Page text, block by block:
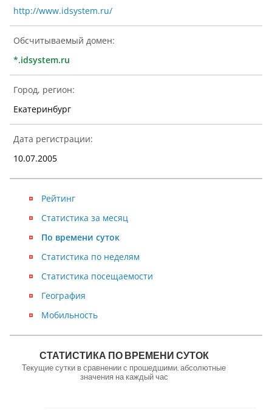
http://www.idsystem.ru/
Обсчитываемый домен:
*.idsystem.ru
Город, регион:
Екатеринбург
Дата регистрации:
10.07.2005
Рейтинг
Статистика посещаемости
Статистика за месяц
География
По времени суток
Мобильность
Статистика по неделям
СТАТИСТИКА ПО ВРЕМЕНИ СУТОК
Текущие сутки в сравнении с прошедшими, абсолютные
значения на каждый час